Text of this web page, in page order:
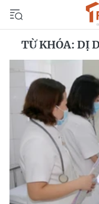
TỪ KHÓA: DỊ